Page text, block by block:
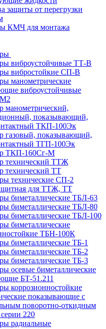
защиты от перегрузки
КМЧ для монтажа
виброустойчивые ТТ-В
вибростойкие СП-В
манометрические
виброустойчивые
манометрический,
показывающий,
ТКП-100Эк
газовый, показывающий,
ТГП-100Эк
ТКП-160Сг-М
технический ТТЖ
технический ТТ
технические СП-2
для ТТЖ, ТТ
биметаллические ТБЛ-63
биметаллические ТБЛ-80
биметаллические ТБЛ-100
биметаллические
ТБН-100К
биметаллические ТБ-1
биметаллические ТБ-2
биметаллические ТБ-3
осевые биметаллические
БТ-51.211
коррозионностойкие
показывающие с
поворотно-откидным
220
радиальные